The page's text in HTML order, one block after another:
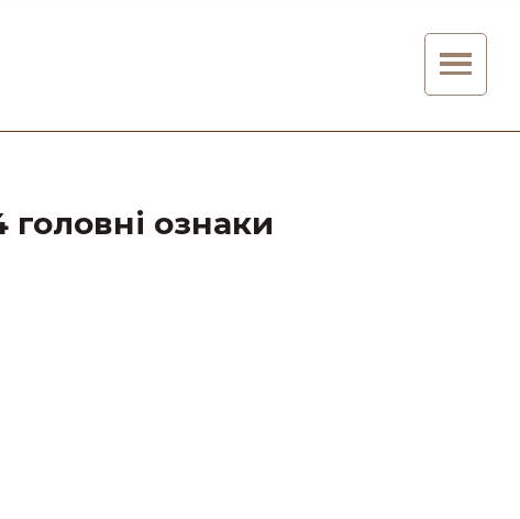
головні ознаки